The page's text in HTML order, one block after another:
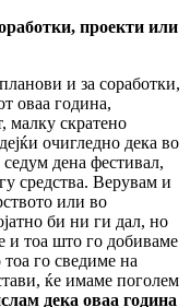
проекти или
и за соработки,
оваа година,
малку скратено
очигледно дека во
дена фестивал,
средства. Верувам и
или во
би ни ги дал, но
и тоа што го добиваме
го сведиме на
ќе имаме поголем
дека оваа година